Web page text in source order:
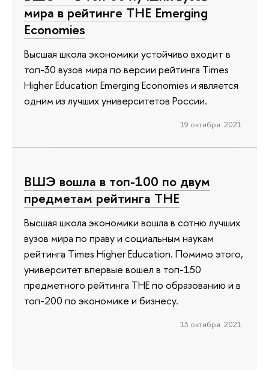
мира в рейтинге THE Emerging
Economies
Высшая школа экономики устойчиво входит в
топ-30 вузов мира по версии рейтинга Times
Higher Education Emerging Economies и является
одним из лучших университетов России.
19 октября 2021
ВШЭ вошла в топ-100 по двум
предметам рейтинга ТНЕ
Высшая школа экономики вошла в сотню лучших
вузов мира по праву и социальным наукам
рейтинга Times Higher Education. Помимо этого,
университет впервые вошел в топ-150
предметного рейтинга ТНЕ по образованию и в
топ-200 по экономике и бизнесу.
13 октября 2021